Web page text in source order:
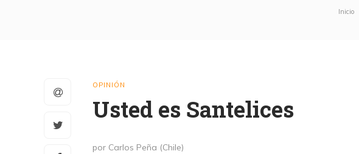
Inicio
OPINIÓN
Usted es Santelices
por Carlos Peña (Chile)